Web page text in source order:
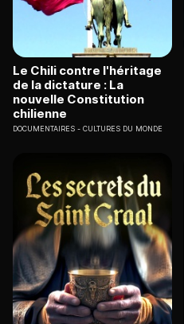
Le Chili contre l'héritage
de la dictature : La
nouvelle Constitution
chilienne
DOCUMENTAIRES CULTURES DU MONDE